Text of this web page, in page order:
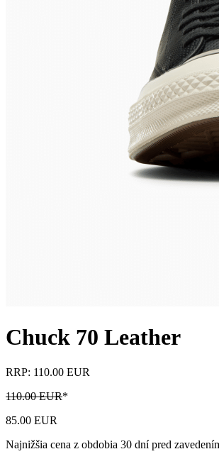
Chuck 70 Leather
RRP: 110.00 EUR
110.00 EUR*
85.00 EUR
Najnižšia cena z obdobia 30 dní pred